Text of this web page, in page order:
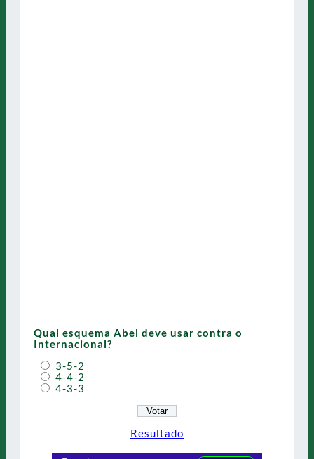
Qual esquema Abel deve usar contra o
Internacional?
3-5-2
4-4-2
4-3-3
Resultado